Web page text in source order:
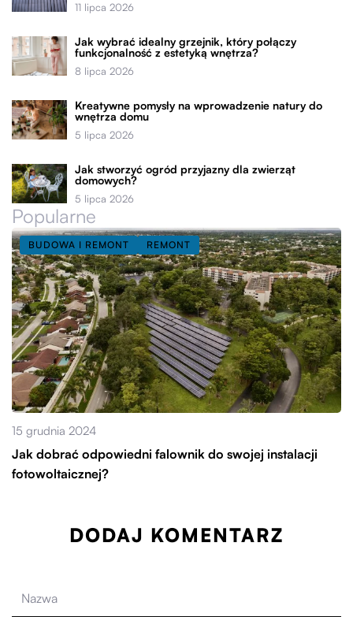
11 lipca 2026
Jak wybrać idealny grzejnik, który połączy
funkcjonalność z estetyką wnętrza?
8 lipca 2026
Kreatywne pomysły na wprowadzenie natury do
wnętrza domu
5 lipca 2026
Jak stworzyć ogród przyjazny dla zwierząt
domowych?
5 lipca 2026
Popularne
BUDOWA I REMONT REMONT
15 grudnia 2024
Jak dobrać odpowiedni falownik do swojej instalacji
fotowoltaicznej?
DODAJ KOMENTARZ